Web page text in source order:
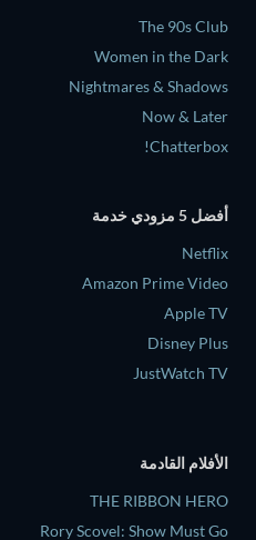
The 90s Club
Women in the Dark
Nightmares & Shadows
Now & Later
Chatterbox!
أفضل 5 مزودي خدمة
Netflix
Amazon Prime Video
Apple TV
Disney Plus
JustWatch TV
الأفلام القادمة
THE RIBBON HERO
Rory Scovel: Show Must Go